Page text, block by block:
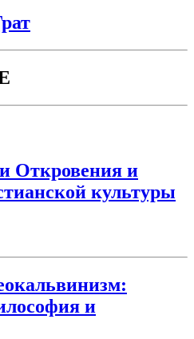
Откровения и
культуры
и